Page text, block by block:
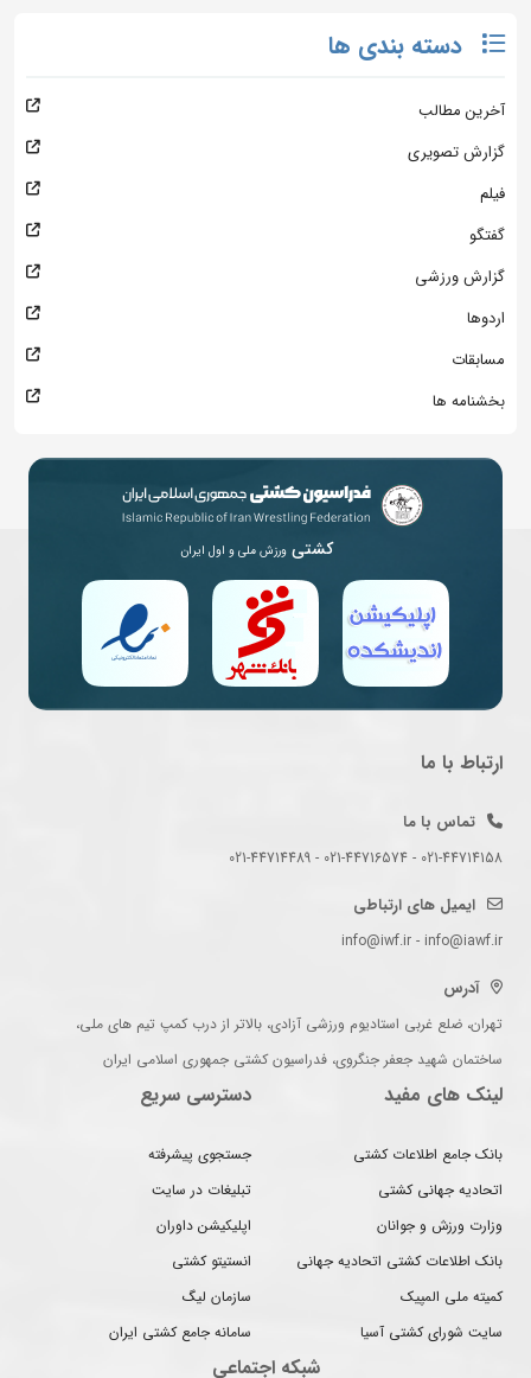
دسته بندی ها
آخرین مطالب
گزارش تصویری
فیلم
گفتگو
گزارش ورزشی
اردوها
مسابقات
بخشنامه ها
کشتی ورزش ملی و اول ایران
ارتباط با ما
تماس با ما
021-44714158 - 021-44716574 - 021-44714489
ایمیل های ارتباطی
info@iwf.ir - info@iawf.ir
آدرس
تهران، ضلع غربی استادیوم ورزشی آزادی، بالاتر از درب کمپ تیم های ملی،
ساختمان شهید جعفر جنگروی، فدراسیون کشتی جمهوری اسلامی ایران
لینک های مفید
بانک جامع اطلاعات کشتی
اتحادیه جهانی کشتی
وزارت ورزش و جوانان
بانک اطلاعات کشتی اتحادیه جهانی
کمیته ملی المپیک
سایت شورای کشتی آسیا
دسترسی سریع
جستجوی پیشرفته
تبلیغات در سایت
اپلیکیشن داوران
انستیتو کشتی
سازمان لیگ
سامانه جامع کشتی ایران
شبکه اجتماعی